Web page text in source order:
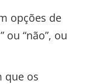
opções de
ou “não”, ou
que os